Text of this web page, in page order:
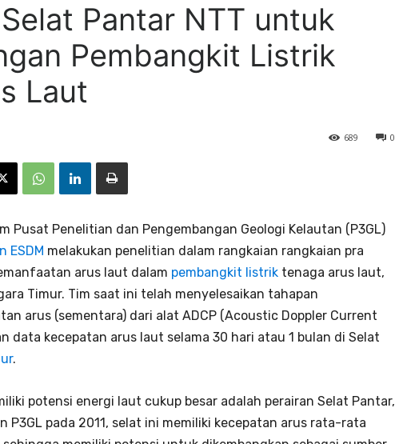
Pantar NTT untuk
Pembangkit Listrik
Laut
0
689
Pusat Penelitian dan Pengembangan Geologi Kelautan (P3GL)
ESDM melakukan penelitian dalam rangkaian rangkaian pra
arus laut dalam pembangkit listrik tenaga arus laut,
Timur. Tim saat ini telah menyelesaikan tahapan
arus (sementara) dari alat ADCP (Acoustic Doppler Current
data kecepatan arus laut selama 30 hari atau 1 bulan di Selat
.
potensi energi laut cukup besar adalah perairan Selat Pantar,
P3GL pada 2011, selat ini memiliki kecepatan arus rata-rata